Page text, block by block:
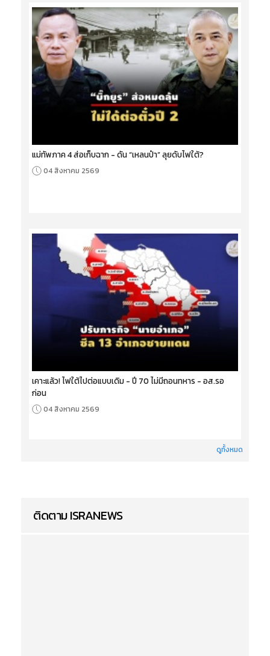
แม่ทัพภาค 4 ส่อเก็บฉาก - ดัน “เหลนป๋า” ลุยดับไฟใต้?
04 สิงหาคม 2569
เคาะแล้ว! ไฟใต้ไปต่อแบบเดิม - ปี 70 ไม่มีถอนทหาร - อส.รอ
ก่อน
04 สิงหาคม 2569
ดูทั้งหมด
ติดตาม ISRANEWS